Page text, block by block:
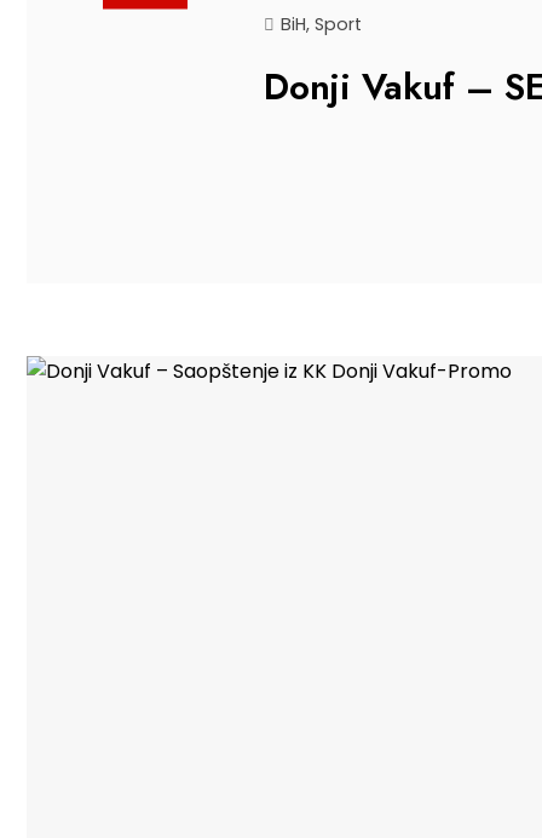
BiH, Sport
Donji Vakuf –